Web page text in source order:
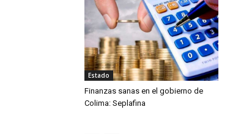
Estado
Finanzas sanas en el gobierno de
Colima: Seplafina